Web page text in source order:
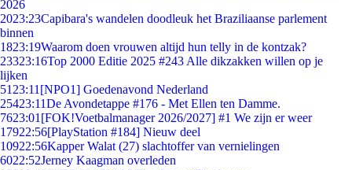
2026
2023:23Capibara's wandelen doodleuk het Braziliaanse parlement
binnen
1823:19Waarom doen vrouwen altijd hun telly in de kontzak?
23323:16Top 2000 Editie 2025 #243 Alle dikzakken willen op je
lijken
51 23:11 [NPO1] Goedenavond Nederland
25423:11De Avondetappe #176 - Met Ellen ten Damme.
7623:01 [FOK!Voetbalmanager 2026/2027] #1 We zijn er weer
17922:56[PlayStation #184] Nieuw deel
10922:56Kapper Walat (27) slachtoffer van vernielingen
6022:52Jerney Kaagman overleden